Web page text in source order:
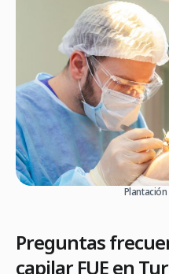
Preguntas
capilar FUE en